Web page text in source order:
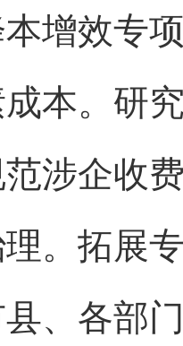
增效专
本。研
涉企收
。拓展
、各部